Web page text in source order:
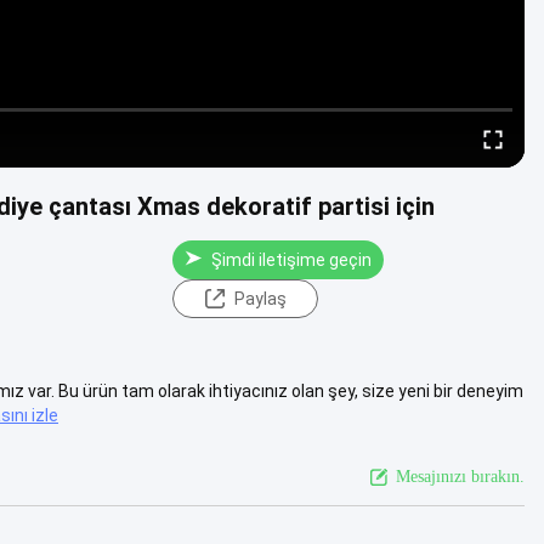
çantası Xmas dekoratif partisi için
Şimdi iletişime geçin
Paylaş
var. Bu ürün tam olarak ihtiyacınız olan şey, size yeni bir deneyim
izle
Mesajınızı bırakın.